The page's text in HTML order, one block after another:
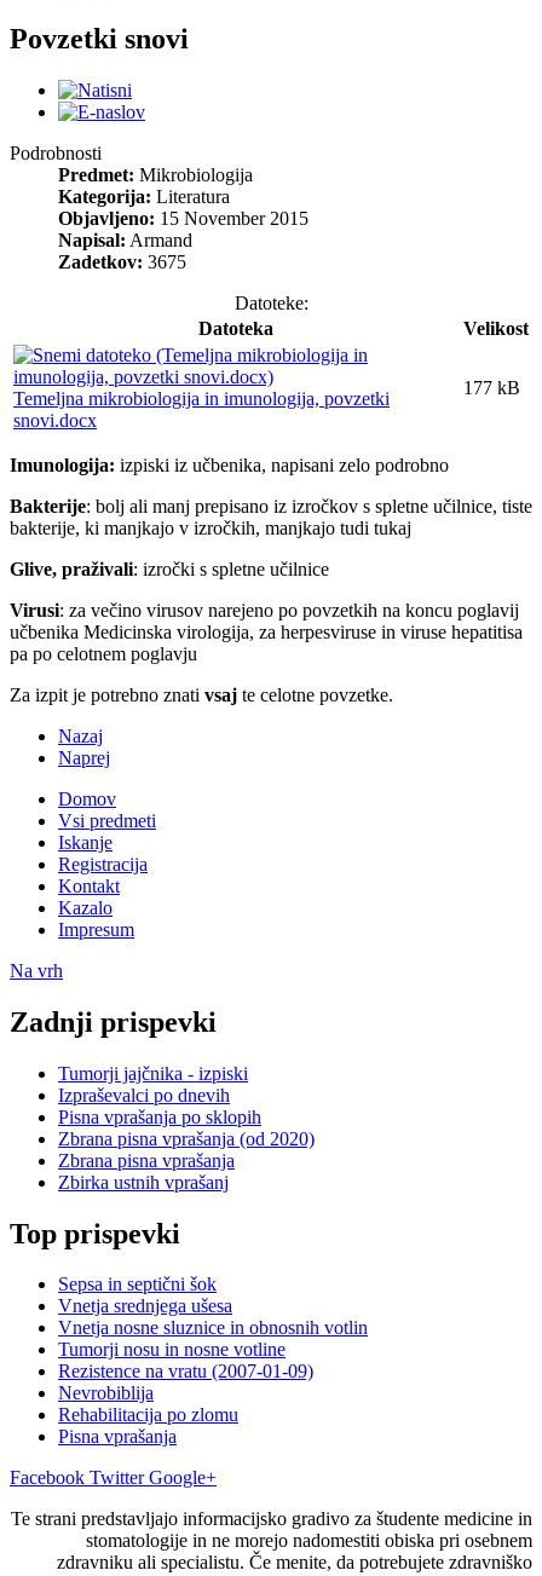
Povzetki snovi
Podrobnosti
Predmet: Mikrobiologija
Kategorija: Literatura
Objavljeno: 15 November 2015
Napisal: Armand
Zadetkov: 3675
Datoteke:
Datoteka
Velikost
Temeljna mikrobiologija in imunologija, povzetki
snovi.docx
177 kB
Imunologija: izpiski iz učbenika, napisani zelo podrobno
Bakterije: bolj ali manj prepisano iz izročkov s spletne učilnice, tiste
bakterije, ki manjkajo v izročkih, manjkajo tudi tukaj
Glive, praživali: izročki s spletne učilnice
Virusi: za večino virusov narejeno po povzetkih na koncu poglavij
učbenika Medicinska virologija, za herpesviruse in viruse hepatitisa
pa po celotnem poglavju
Za izpit je potrebno znati vsaj te celotne povzetke.
Nazaj
Naprej
Domov
Vsi predmeti
Iskanje
Registracija
Kontakt
Kazalo
Impresum
Na vrh
Zadnji prispevki
Tumorji jajčnika - izpiski
Izpraševalci po dnevih
Pisna vprašanja po sklopih
Zbrana pisna vprašanja (od 2020)
Zbrana pisna vprašanja
Zbirka ustnih vprašanj
Top prispevki
Sepsa in septični šok
Vnetja srednjega ušesa
Vnetja nosne sluznice in obnosnih votlin
Tumorji nosu in nosne votline
Rezistence na vratu (2007-01-09)
Nevrobiblija
Rehabilitacija po zlomu
Pisna vprašanja
Facebook Twitter Google+
Te strani predstavljajo informacijsko gradivo za študente medicine in
stomatologije in ne morejo nadomestiti obiska pri osebnem
zdravniku ali specialistu. Če menite, da potrebujete zdravniško